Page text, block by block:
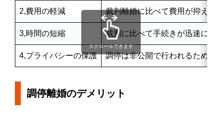
2,費用の軽減 裁判離婚に比べて費用が抑えら
3,時間の短縮 裁判に比べて手続きが迅速に進
4,プライバシーの保護 調停は非公開で行われるため、
スクロールできます
調停離婚のデメリット